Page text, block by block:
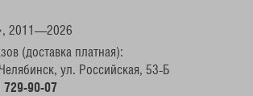
2011—2026
(доставка платная):
ул. Российская, 53-Б
729-90-07